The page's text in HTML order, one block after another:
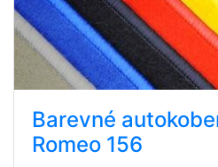
Barevné
Romeo 156